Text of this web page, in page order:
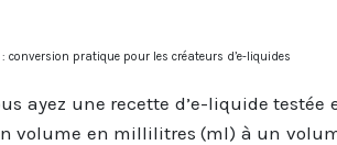
conversion pratique pour les créateurs d’e-liquides
ayez une recette d’e-liquide
volume en millilitres (ml) à un